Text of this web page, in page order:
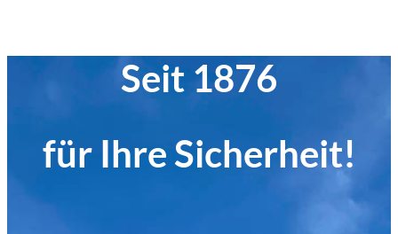
Seit 1876
für Ihre Sicherheit!